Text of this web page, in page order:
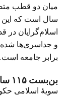
سال است که این
اسلام‌گرایان
و جداسری‌ها شده
برابر جامعه است.
بن‌بست ۱۱۵ سالهٔ دین نبی و مشروطه
سویهٔ اسلامی